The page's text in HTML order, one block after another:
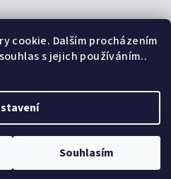
cookie. Dalším procházením
s jejich používáním..
Souhlasím
cookies
Shoptet